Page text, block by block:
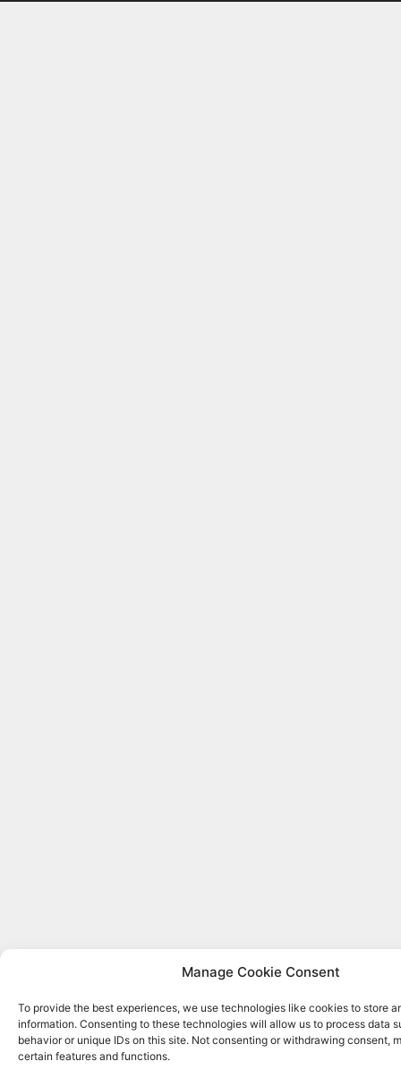
Manage Cookie Consent
To provide the best experiences, we use technologies like cookies to store
information. Consenting to these technologies will allow us to process data
behavior or unique IDs on this site. Not consenting or withdrawing consent,
certain features and functions.